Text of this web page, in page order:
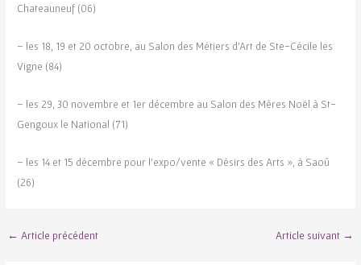
Chateauneuf (06)
– les 18, 19 et 20 octobre, au Salon des Métiers d’Art de Ste-Cécile les
Vigne (84)
– les 29, 30 novembre et 1er décembre au Salon des Mères Noël à St-
Gengoux le National (71)
– les 14 et 15 décembre pour l’expo/vente « Désirs des Arts », à Saoû
(26)
← Article précédent Article suivant →